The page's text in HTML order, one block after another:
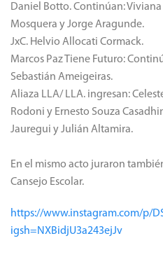
Daniel Botto. Continúan:
Mosquera y Jorge Aragunde.
JxC. Helvio Allocati Cormack.
Marcos Paz Tiene Futuro:
Sebastián Ameigeiras.
Aliaza LLA/ LLA. ingresan:
Rodoni y Ernesto Souza
Jauregui y Julián Altamira.
En el mismo acto juraron
Cansejo Escolar.
https://www.instagram.com/p/
igsh=NXBidjU3a243ejJv